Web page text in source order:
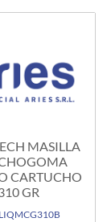
MASILLA
CARTUCHO
GR